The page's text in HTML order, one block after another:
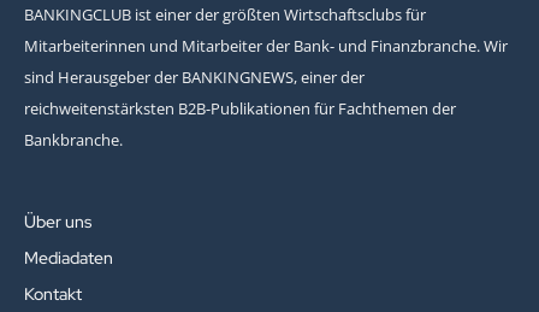
BANKINGCLUB ist einer der größten Wirtschaftsclubs für
Mitarbeiterinnen und Mitarbeiter der Bank- und Finanzbranche. Wir
sind Herausgeber der BANKINGNEWS, einer der
reichweitenstärksten B2B-Publikationen für Fachthemen der
Bankbranche.
Über uns
Mediadaten
Kontakt